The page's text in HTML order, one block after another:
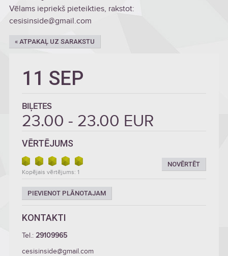
Vēlams iepriekš pieteikties, rakstot:
cesisinside@gmail.com
« ATPAKAĻ UZ SARAKSTU
11 SEP
BIĻETES
23.00 - 23.00 EUR
VĒRTĒJUMS
NOVĒRTĒT
Kopējais vērtējums: 1
PIEVIENOT PLĀNOTAJAM
KONTAKTI
Tel.: 29109965
cesisinside@gmail.com